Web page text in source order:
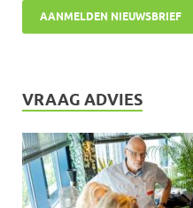
VRAAG ADVIES